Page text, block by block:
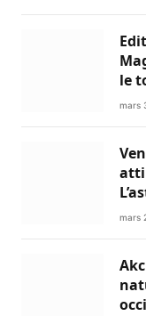
le
mars
mars